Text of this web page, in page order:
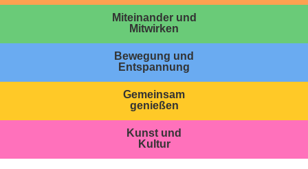
Miteinander und
Mitwirken
Bewegung und
Entspannung
Gemeinsam
genießen
Kunst und
Kultur